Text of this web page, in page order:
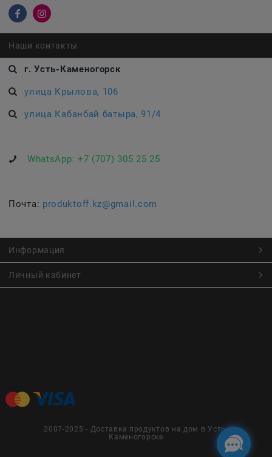
Наши контакты
г. Усть-Каменогорск
улица Крылова, 106
улица Кабанбай батыра, 91/4
WhatsApp: +7 (707) 305 25 25
Почта: produktoff.kz@gmail.com
Информация
Личный кабинет
2007-2025 - Доставка продуктов на дом в Усть-
Каменогорске